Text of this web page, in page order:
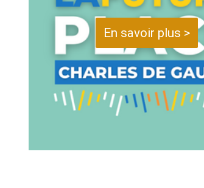
En savoir plus >